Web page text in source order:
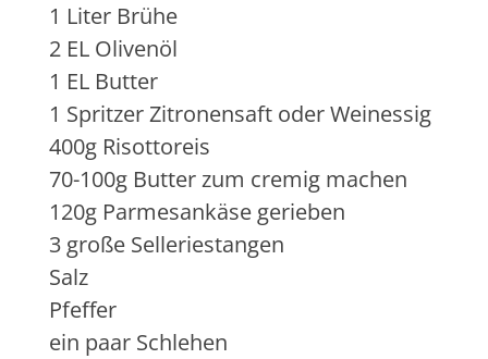
1 Liter Brühe
2 EL Olivenöl
1 EL Butter
1 Spritzer Zitronensaft oder Weinessig
400g Risottoreis
70-100g Butter zum cremig machen
120g Parmesankäse gerieben
3 große Selleriestangen
Salz
Pfeffer
ein paar Schlehen